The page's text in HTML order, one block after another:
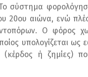
σύστημα
20ου αιώνα, ενώ
Ο φόρος
υπολογίζεται
(κέρδος ή ζημίες)